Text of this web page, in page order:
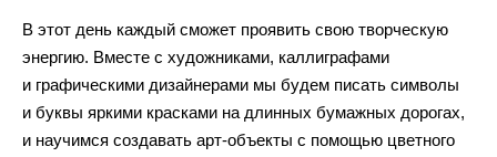
В этот день каждый сможет проявить свою творческую
энергию. Вместе с художниками, каллиграфами
и графическими дизайнерами мы будем писать символы
и буквы яркими красками на длинных бумажных дорогах,
и научимся создавать арт-объекты с помощью цветного